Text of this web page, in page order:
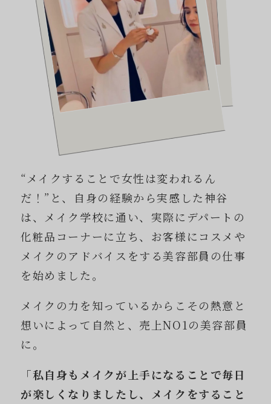
“メイクすることで女性は変われるん
だ！”と、自身の経験から実感した神谷
は、メイク学校に通い、実際にデパートの
化粧品コーナーに立ち、お客様にコスメや
メイクのアドバイスをする美容部員の仕事
を始めました。
メイクの力を知っているからこその熱意と
想いによって自然と、売上NO1の美容部員
に。
「私自身もメイクが上手になることで毎日
が楽しくなりましたし、メイクをすること